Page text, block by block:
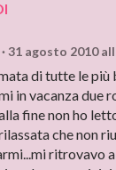
31 agosto 2010
di tutte le più
in vacanza due
fine non ho
che non
ritrovavo